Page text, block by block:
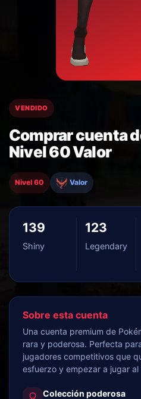
VENDIDO
Comprar cuenta
Nivel 60 Valor
Nivel 60 Valor
139
Shiny
123
Legendary
Sobre esta cuenta
Una cuenta premium de
rara y poderosa. Perfecta
jugadores competitivos que
esfuerzo y empezar a jugar al
Colección poderosa